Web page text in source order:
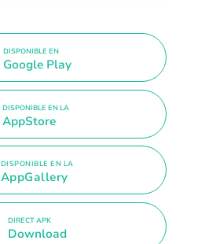
DISPONIBLE EN
Google Play
DISPONIBLE EN LA
AppStore
DISPONIBLE EN LA
AppGallery
DIRECT APK
Download